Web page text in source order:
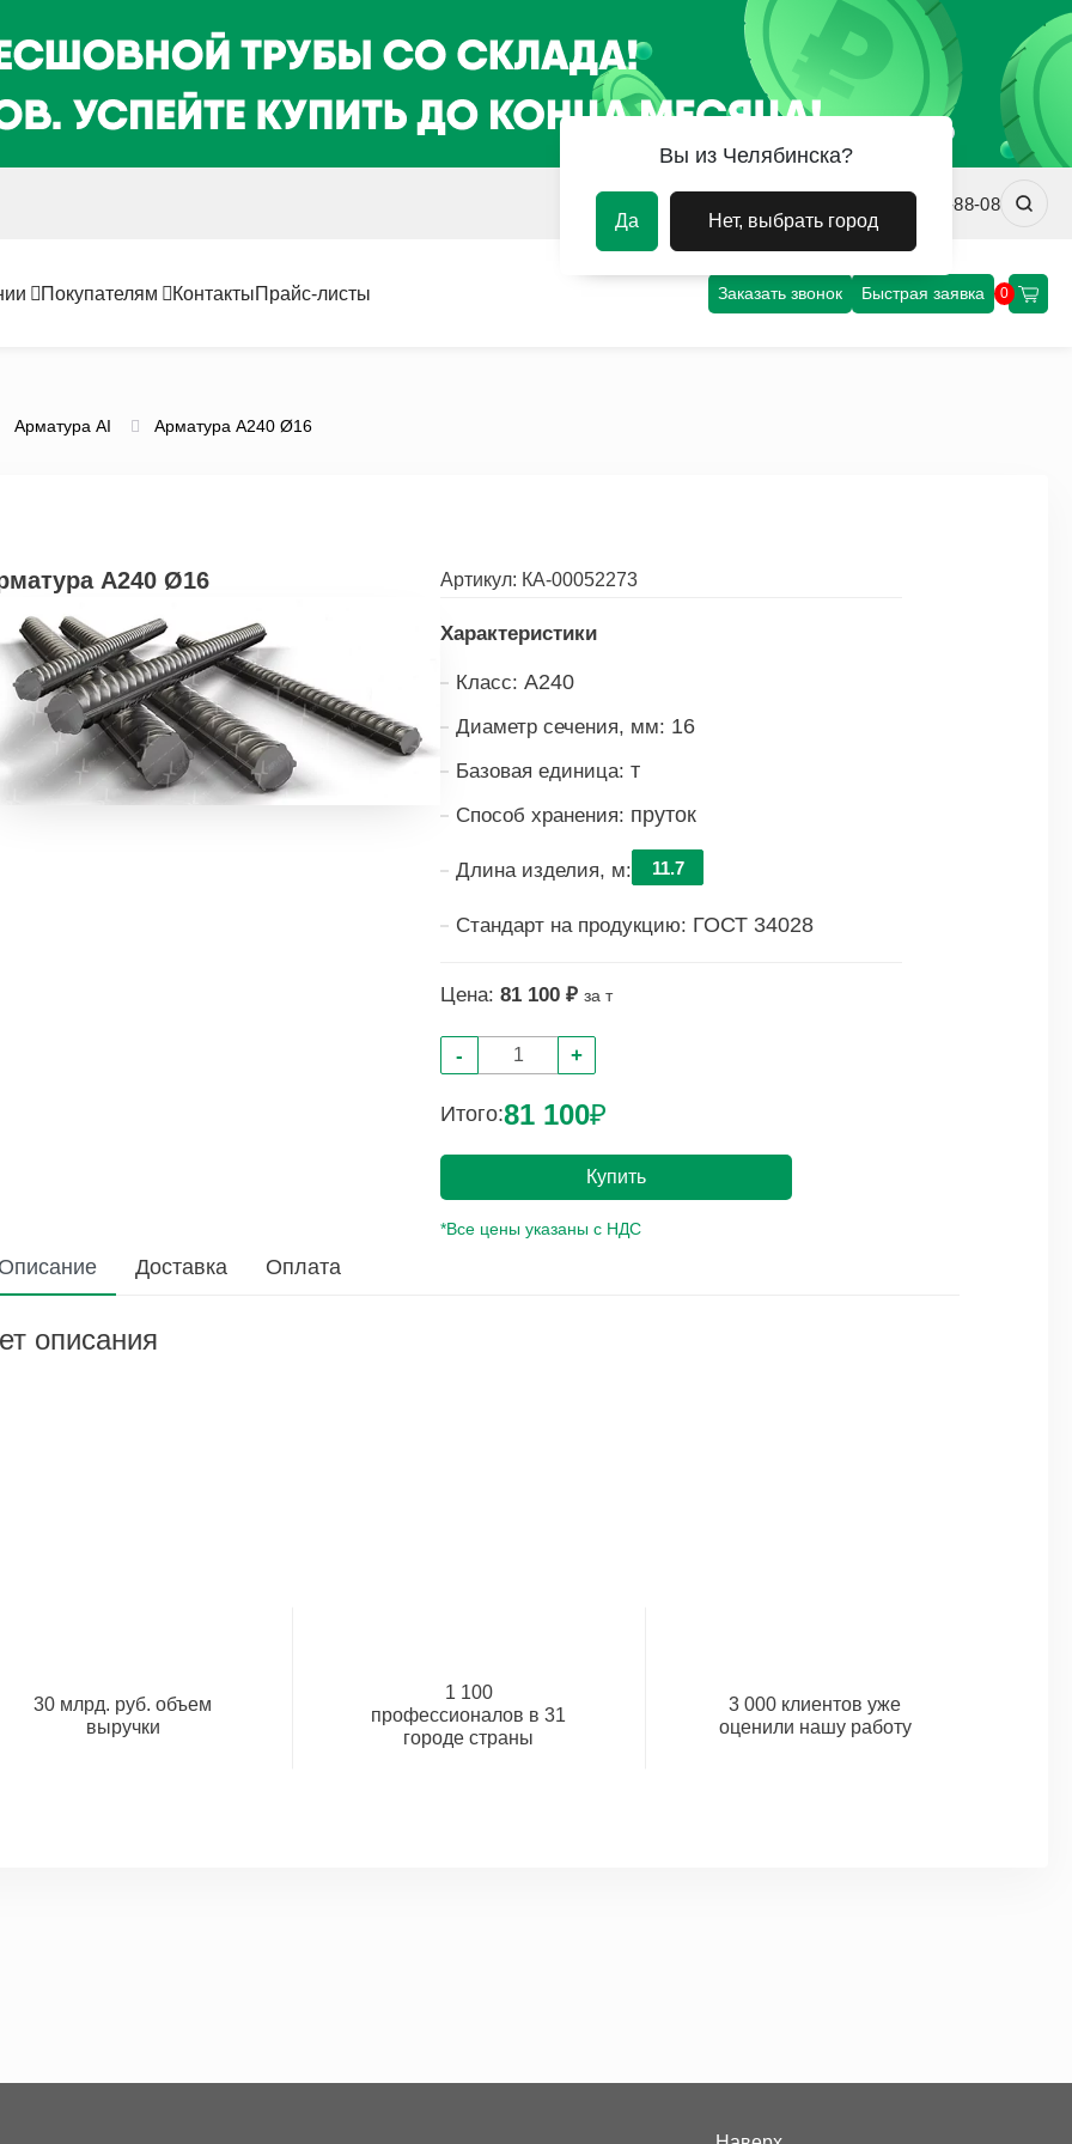
chel@uvm-steel.ru +7 (351) 220-88-08
Покупателям КонтактыПрайс-листы Заказать звонок Быстрая заявка 0
Арматура AI Арматура А240 Ø16
А240 Ø16 Артикул: КА-00052273
Характеристики
Класс: А240
Диаметр сечения, мм: 16
Базовая единица: т
Способ хранения: пруток
Длина изделия, м: 11.7
Стандарт на продукцию: ГОСТ 34028
Цена: 81 100 ₽ за т
- +
Итого:81 100₽
Купить
*Все цены указаны с НДС
Доставка Оплата
описания
30 млрд. руб. объем
выручки
1 100
профессионалов в 31
городе страны
3 000 клиентов уже
оценили нашу работу
Вы из Челябинска?
Да Нет, выбрать город